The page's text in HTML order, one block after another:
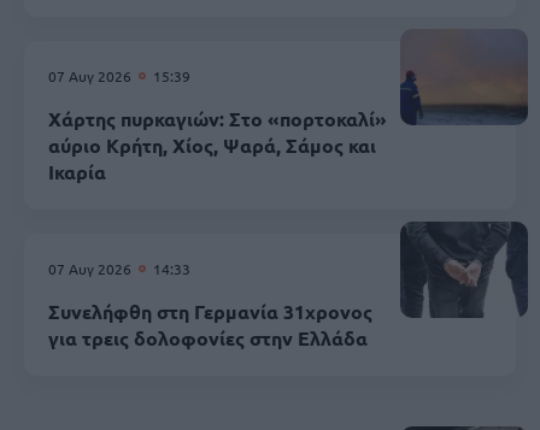
07 Αυγ 2026 15:39
Χάρτης πυρκαγιών: Στο «πορτοκαλί»
αύριο Κρήτη, Χίος, Ψαρά, Σάμος και
Ικαρία
07 Αυγ 2026 14:33
Συνελήφθη στη Γερμανία 31χρονος
για τρεις δολοφονίες στην Ελλάδα